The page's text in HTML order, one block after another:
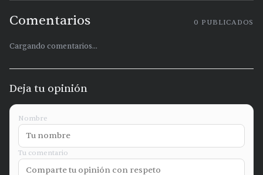
Comentarios 0 PUBLICADOS
Cargando comentarios...
Deja tu opinión
Nombre
Tu comentario